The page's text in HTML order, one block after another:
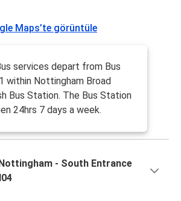
Maps’te görüntüle
services depart from Bus
within Nottingham Broad
Bus Station. The Bus Station
24hrs 7 days a week.
- South Entrance